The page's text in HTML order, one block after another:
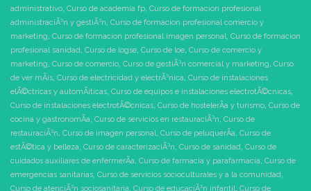
administrativo, Curso de academia fp, Curso de formacion profesional
administraciÃ³n y gestiÃ³n, Curso de formacion profesional comercio y
marketing, Curso de formacion profesional imagen personal, Curso de formacion
profesional sanidad, Curso de logse, Curso de loe, Curso de comercio y
marketing, Curso de comercio, Curso de gestiÃ³n comercial y marketing, Curso
de ver mÃ¡s, Curso de electricidad y electrÃ³nica, Curso de instalaciones
elÃ©ctricas y automÃ¡ticas, Curso de equipos e instalaciones electrotÃ©cnicas,
Curso de instalaciones electrotÃ©cnicas, Curso de hostelerÃ­a y turismo, Curso de
cocina y gastronomÃ­a, Curso de servicios en restauraciÃ³n, Curso de
restauraciÃ³n, Curso de imagen personal, Curso de peluquerÃ­a, Curso de
estÃ©tica y belleza, Curso de caracterizaciÃ³n, Curso de sanidad, Curso de
cuidados auxiliares de enfermerÃ­a, Curso de farmacia y parafarmacia, Curso de
emergencias sanitarias, Curso de servicios socioculturales y a la comunidad,
Curso de atenciÃ³n sociosanitaria, Curso de educaciÃ³n infantil, Curso de